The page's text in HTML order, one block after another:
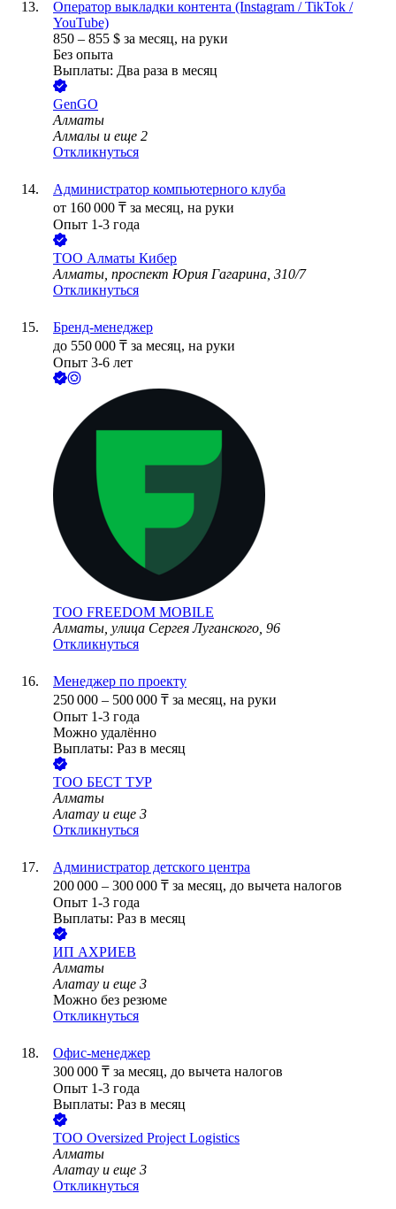
Оператор выкладки контента (Instagram / TikTok /
YouTube)
850 – 855 $ за месяц, на руки
Без опыта
Выплаты: Два раза в месяц
GenGO
Алматы
Алмалы и еще 2
Откликнуться
Администратор компьютерного клуба
от 160 000 ₸ за месяц, на руки
Опыт 1-3 года
ТОО Алматы Кибер
Алматы, проспект Юрия Гагарина, 310/7
Откликнуться
Бренд-менеджер
до 550 000 ₸ за месяц, на руки
Опыт 3-6 лет
ТОО FREEDOM MOBILE
Алматы, улица Сергея Луганского, 96
Откликнуться
Менеджер по проекту
250 000 – 500 000 ₸ за месяц, на руки
Опыт 1-3 года
Можно удалённо
Выплаты: Раз в месяц
ТОО БЕСТ ТУР
Алматы
Алатау и еще 3
Откликнуться
Администратор детского центра
200 000 – 300 000 ₸ за месяц, до вычета налогов
Опыт 1-3 года
Выплаты: Раз в месяц
ИП АХРИЕВ
Алматы
Алатау и еще 3
Можно без резюме
Откликнуться
Офис-менеджер
300 000 ₸ за месяц, до вычета налогов
Опыт 1-3 года
Выплаты: Раз в месяц
ТОО Oversized Project Logistics
Алматы
Алатау и еще 3
Откликнуться